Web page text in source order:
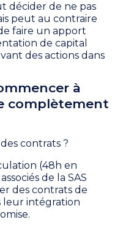
décider de ne pas
peut au contraire
faire un apport
de capital
des actions dans
à
complètement
contrats ?
(48h en
de la SAS
des contrats de
leur intégration